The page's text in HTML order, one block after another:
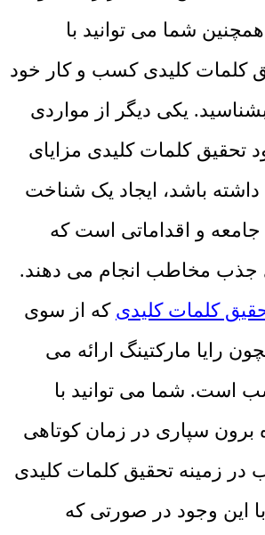
شما می توانید با
کلمات کلیدی کسب و کار خود
یکی دیگر از مواردی
کلمات کلیدی مزایای
باشد، ایجاد یک شناخت
و اقداماتی است که
جذب مخاطب انجام می دهند.
کلمات کلیدی که از سوی
رایا مارکتینگ ارائه می
است. شما می توانید با
برون سپاری در زمان کوتاهی
در زمینه تحقیق کلمات کلیدی
این وجود در صورتی که